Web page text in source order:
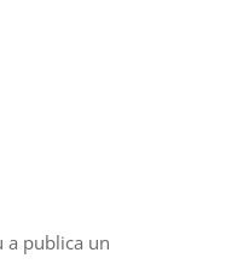
publica un